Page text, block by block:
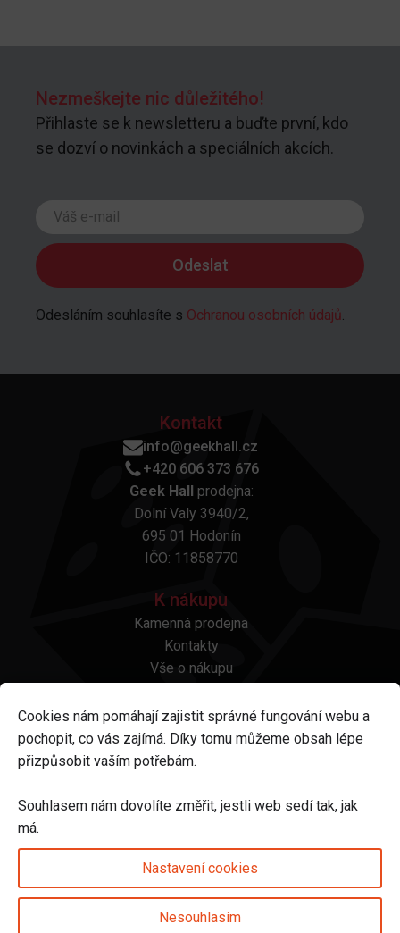
Nezmeškejte nic důležitého!
Přihlaste se k newsletteru a buďte první, kdo
se dozví o novinkách a speciálních akcích.
Odesláním souhlasíte s Ochranou osobních údajů.
Kontakt
info@geekhall.cz
+420 606 373 676
Geek Hall
prodejna:
Dolní Valy 3940/2,
695 01 Hodonín
IČO: 11858770
K nákupu
Kamenná prodejna
Kontakty
Vše o nákupu
Platba a doprava
Reklamace a vrácení
Obchodní podmínky
Odstoupení od smlouvy
Sledujte nás na
Cookies nám pomáhají zajistit správné fungování webu a
pochopit, co vás zajímá. Díky tomu můžeme obsah lépe
přizpůsobit vaším potřebám.
Souhlasem nám dovolíte změřit, jestli web sedí tak, jak
má.
Nastavení cookies
Nesouhlasím